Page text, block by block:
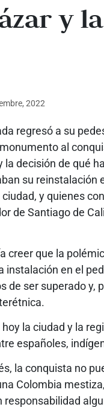
y
2022
regresó a su
al
la decisión de qué
su reinstalación
y quienes
de Santiago de
creer que la
instalación en el
de ser superado y,
la ciudad y la
españoles,
la conquista no
Colombia
responsabilidad